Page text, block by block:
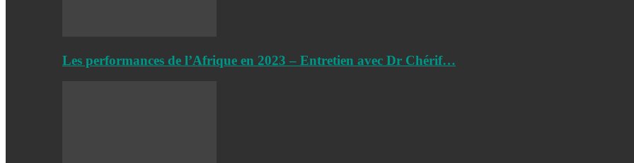
Les performances de l’Afrique en 2023 – Entretien avec Dr Chérif…